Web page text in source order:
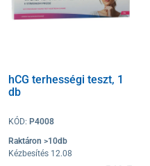
hCG terhességi teszt, 1
db
KÓD:P4008
Raktáron >10db
Kézbesítés 12.08